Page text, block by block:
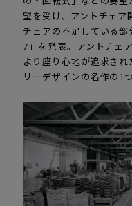
望を受け、アントチェア
チェアの不足している部
7」を発表。アントチェ
より座り心地が追求さ
リーデザインの名作の1